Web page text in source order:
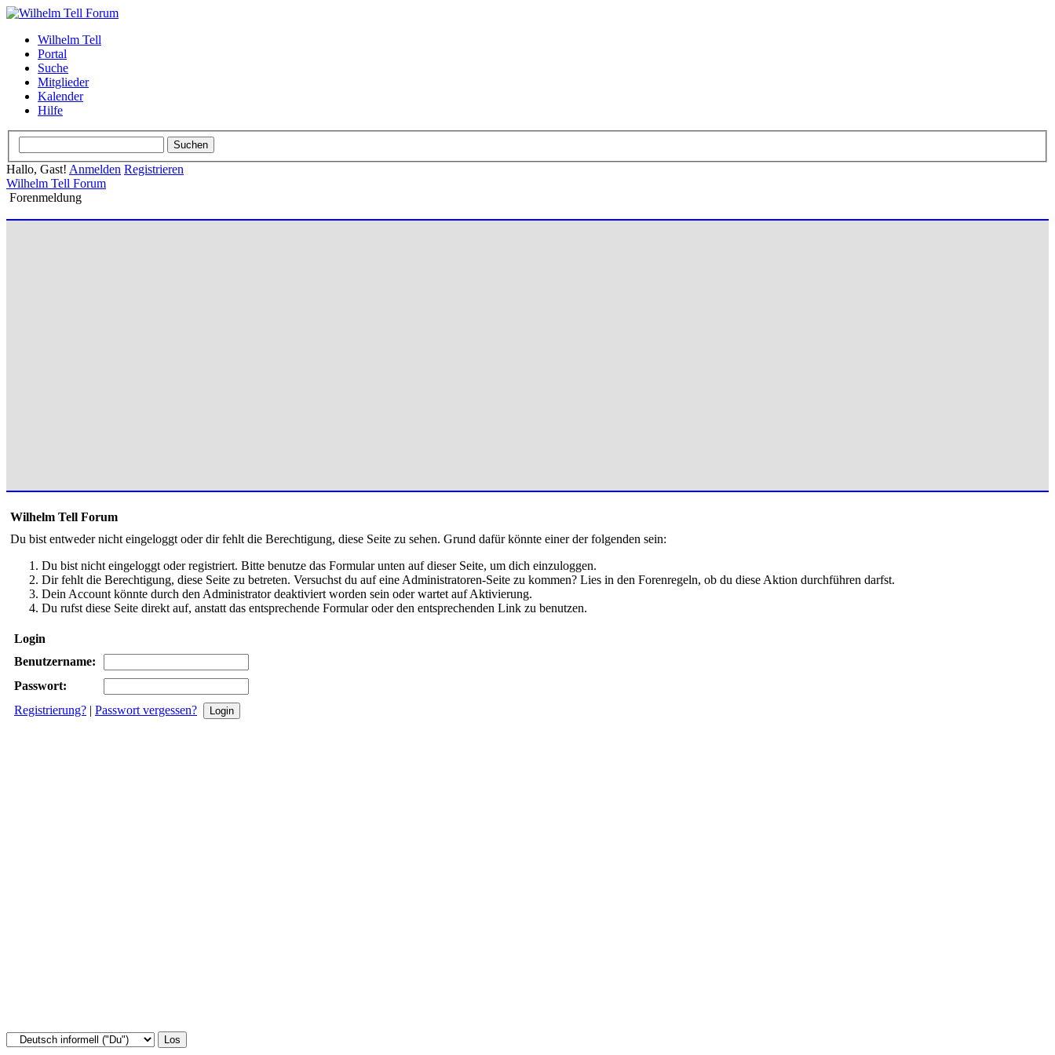
Wilhelm Tell
Portal
Suche
Mitglieder
Kalender
Hilfe
Hallo, Gast! Anmelden Registrieren
Wilhelm Tell Forum
Forenmeldung
Wilhelm Tell Forum
Du bist entweder nicht eingeloggt oder dir fehlt die Berechtigung, diese Seite zu sehen. Grund dafür könnte einer der folgenden sein:
Du bist nicht eingeloggt oder registriert. Bitte benutze das Formular unten auf dieser Seite, um dich einzuloggen.
Dir fehlt die Berechtigung, diese Seite zu betreten. Versuchst du auf eine Administratoren-Seite zu kommen? Lies in den Forenregeln, ob du diese Aktion durchführen darfst.
Dein Account könnte durch den Administrator deaktiviert worden sein oder wartet auf Aktivierung.
Du rufst diese Seite direkt auf, anstatt das entsprechende Formular oder den entsprechenden Link zu benutzen.
Login
Benutzername:
Passwort:
Registrierung? | Passwort vergessen?